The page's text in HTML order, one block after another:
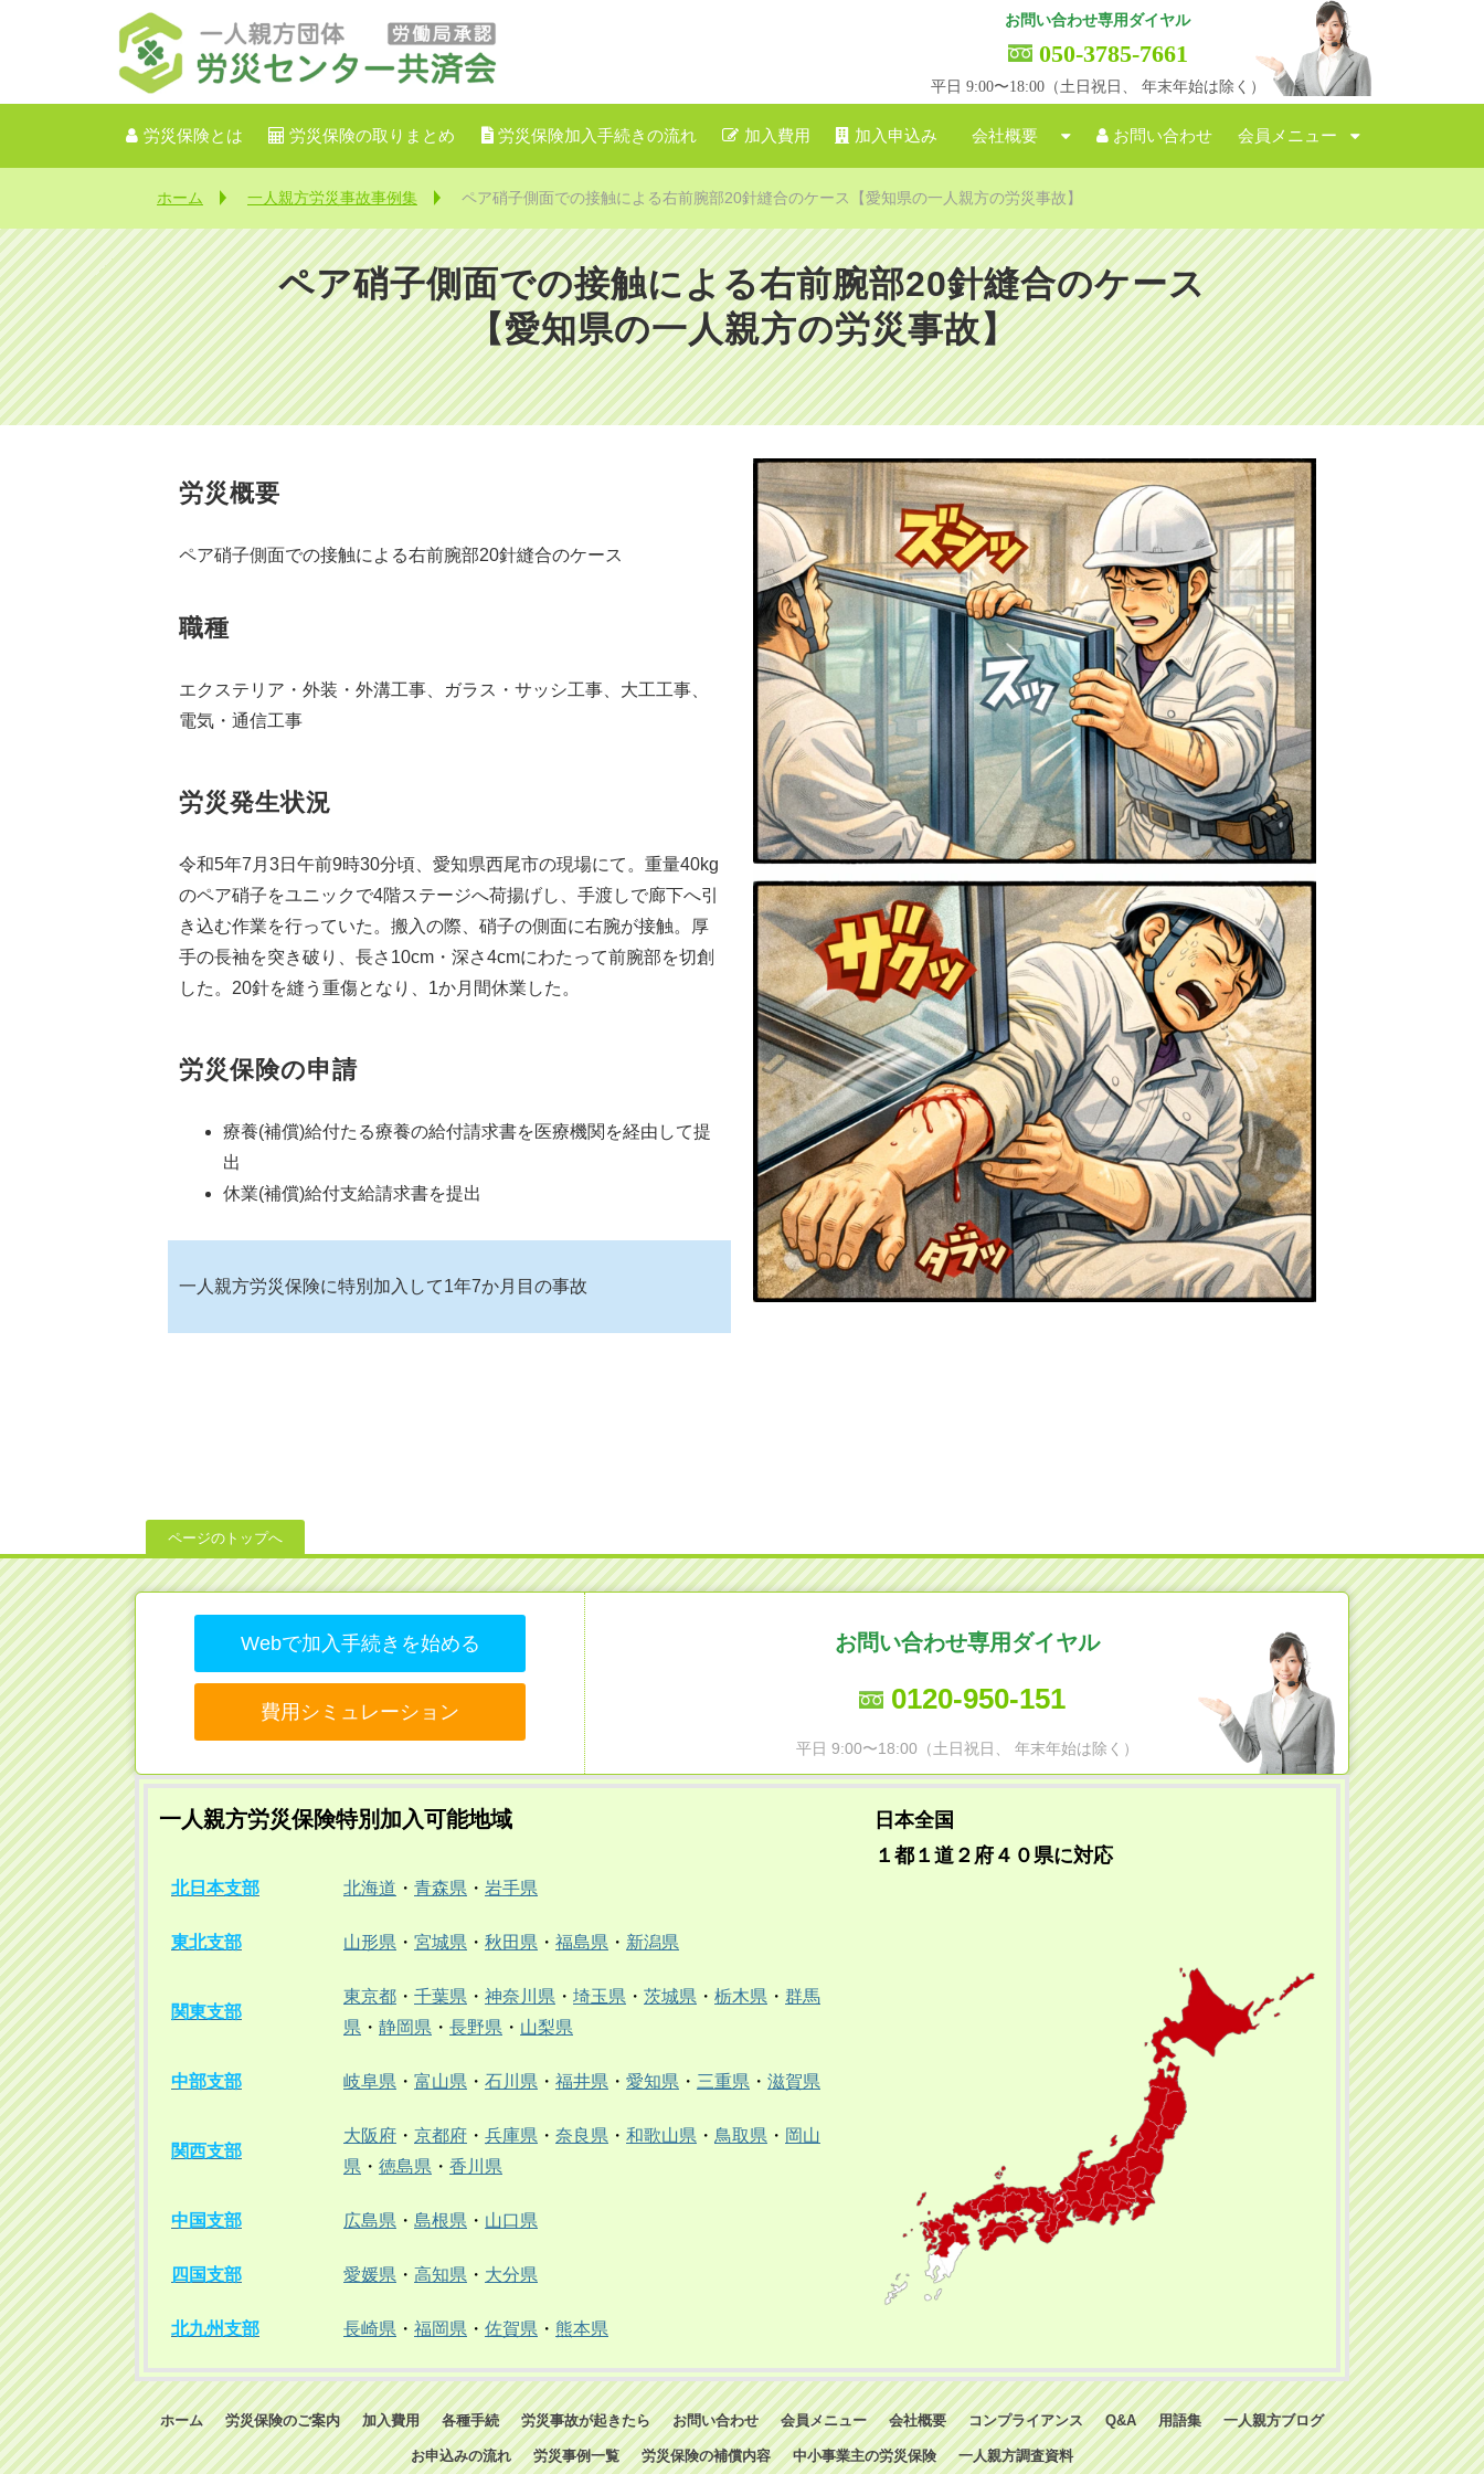
お問い合わせ専用ダイヤル
050-3785-7661
平日 9:00〜18:00（土日祝日、 年末年始は除く）
労災保険とは 労災保険の取りまとめ 労災保険加入手続きの流れ 加入費用 加入申込み 会社概要 お問い合わせ 会員メニュー
ホーム 一人親方労災事故事例集 ペア硝子側面での接触による右前腕部20針縫合のケース【愛知県の一人親方の労災事故】
ペア硝子側面での接触による右前腕部20針縫合のケース
【愛知県の一人親方の労災事故】
労災概要
ペア硝子側面での接触による右前腕部20針縫合のケース
職種
エクステリア・外装・外溝工事、ガラス・サッシ工事、大工工事、
電気・通信工事
労災発生状況
令和5年7月3日午前9時30分頃、愛知県西尾市の現場にて。重量40kg
のペア硝子をユニックで4階ステージへ荷揚げし、手渡しで廊下へ引
き込む作業を行っていた。搬入の際、硝子の側面に右腕が接触。厚
手の長袖を突き破り、長さ10cm・深さ4cmにわたって前腕部を切創
した。20針を縫う重傷となり、1か月間休業した。
労災保険の申請
療養(補償)給付たる療養の給付請求書を医療機関を経由して提
出
休業(補償)給付支給請求書を提出
一人親方労災保険に特別加入して1年7か月目の事故
ページのトップへ
Webで加入手続きを始める
費用シミュレーション
お問い合わせ専用ダイヤル
0120-950-151
平日 9:00〜18:00（土日祝日、 年末年始は除く）
一人親方労災保険特別加入可能地域
北日本支部 北海道 ・ 青森県 ・ 岩手県
東北支部 山形県 ・ 宮城県 ・ 秋田県 ・ 福島県 ・ 新潟県
関東支部
東京都 ・ 千葉県 ・ 神奈川県 ・ 埼玉県 ・ 茨城県 ・ 栃木県 ・ 群馬
県 ・ 静岡県 ・ 長野県 ・ 山梨県
中部支部 岐阜県 ・ 富山県 ・ 石川県 ・ 福井県 ・ 愛知県 ・ 三重県 ・ 滋賀県
関西支部
大阪府 ・ 京都府 ・ 兵庫県 ・ 奈良県 ・ 和歌山県 ・ 鳥取県 ・ 岡山
県 ・ 徳島県 ・ 香川県
中国支部 広島県 ・ 島根県 ・ 山口県
四国支部 愛媛県 ・ 高知県 ・ 大分県
北九州支部 長崎県 ・ 福岡県 ・ 佐賀県 ・ 熊本県
日本全国
１都１道２府４０県に対応
ホーム 労災保険のご案内 加入費用 各種手続 労災事故が起きたら お問い合わせ 会員メニュー 会社概要 コンプライアンス Q&A 用語集 一人親方ブログ
お申込みの流れ 労災事例一覧 労災保険の補償内容 中小事業主の労災保険 一人親方調査資料